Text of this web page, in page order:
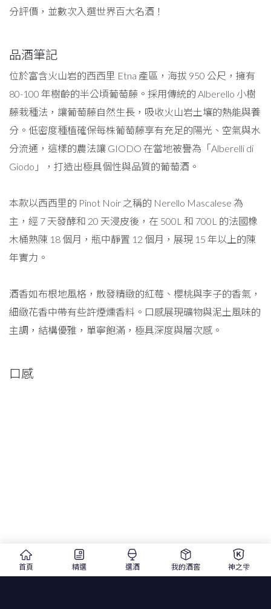
分評價，並數次入選世界百大名酒！
品酒筆記
位於富含火山岩的西西里 Etna 產區，海拔 950 公尺，擁有
80-100 年樹齡的半公頃葡萄藤。採用傳統的 Alberello 小樹
藤栽種法，讓葡萄藤自然生長，吸收火山岩土壤的熱能與養
分。低密度種植確保每株葡萄藤享有充足的陽光、空氣與水
分流通，這樣的農法讓 GIODO 在當地被譽為「Alberelli di
Giodo」，打造出極具個性與品質的葡萄酒。
本款以西西里的 Pinot Noir 之稱的 Nerello Mascalese 為
主，經 7 天發酵和 20 天浸皮後，在 500L 和 700L 的法國橡
木桶熟陳 18 個月，瓶中靜置 12 個月，展現 15 年以上的陳
年實力。
酒香如布根地風格，散發精緻的紅莓、櫻桃與李子的香氣，
細緻花香中帶有些許煙燻香料。口感展現礦物與泥土風味的
主調，結構優雅，單寧飽滿，極具深度與層次感。
口感
首頁 精選 選酒 我的酒窖 神之雫